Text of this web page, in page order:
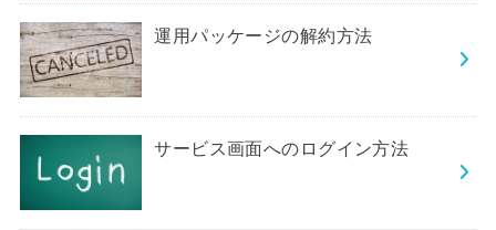
運用パッケージの解約方法
サービス画面へのログイン方法